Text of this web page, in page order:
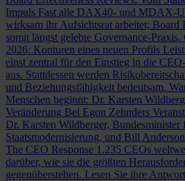
Impuls Fast alle DAX40- und MDAX-
wirksam ihr Aufsichtsrat arbeitet; Board
somit längst gelebte Governance-Praxis.
2026: Konturen eines neuen Profils
einst zentral für den Einstieg in die
aus. Stattdessen werden
und Beziehungsfähigkeit bedeutsam.
Menschen beginnt: Dr. Karsten
Veränderung Bei Egon Zehnders
Dr. Karsten Wildberger, Bundesminister
Staatsmodernisierung, und Bill
The CEO Response 1.235 CEOs
darüber, wie sie die größten
gegenüberstehen. Lesen Sie ihre